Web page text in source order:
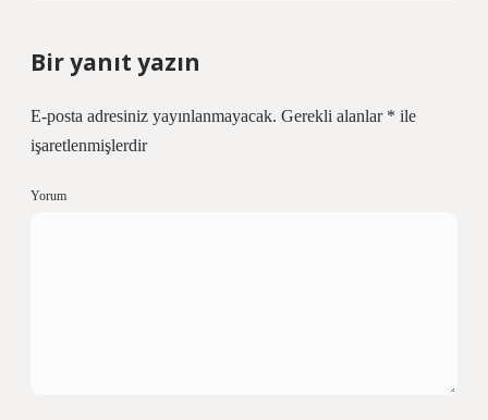
Bir yanıt yazın
E-posta adresiniz yayınlanmayacak. Gerekli alanlar * ile
işaretlenmişlerdir
Yorum